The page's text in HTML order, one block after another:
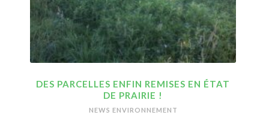
DES PARCELLES ENFIN REMISES EN ÉTAT
DE PRAIRIE !
NEWS ENVIRONNEMENT